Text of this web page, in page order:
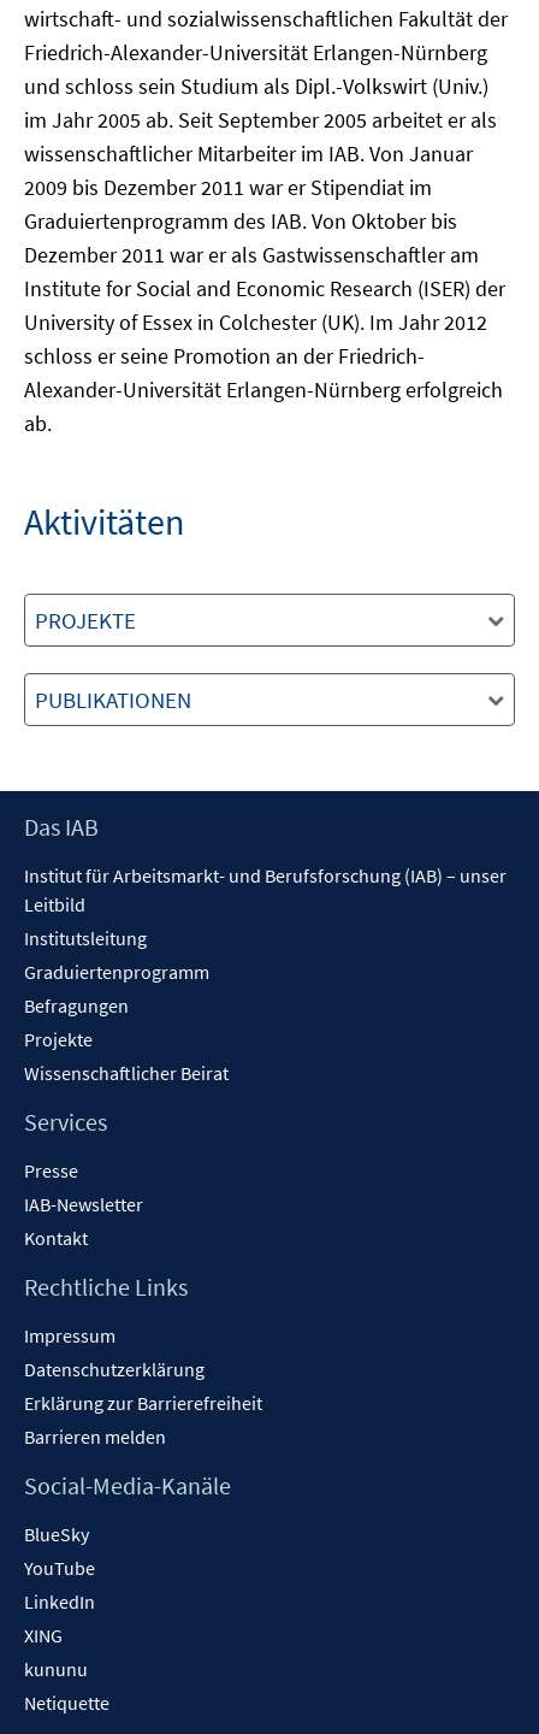
wirtschaft- und sozialwissenschaftlichen Fakultät der
Friedrich-Alexander-Universität Erlangen-Nürnberg
und schloss sein Studium als Dipl.-Volkswirt (Univ.)
im Jahr 2005 ab. Seit September 2005 arbeitet er als
wissenschaftlicher Mitarbeiter im IAB. Von Januar
2009 bis Dezember 2011 war er Stipendiat im
Graduiertenprogramm des IAB. Von Oktober bis
Dezember 2011 war er als Gastwissenschaftler am
Institute for Social and Economic Research (ISER) der
University of Essex in Colchester (UK). Im Jahr 2012
schloss er seine Promotion an der Friedrich-
Alexander-Universität Erlangen-Nürnberg erfolgreich
ab.
Aktivitäten
PROJEKTE
PUBLIKATIONEN
Footer
Das IAB
Institut für Arbeitsmarkt- und Berufsforschung (IAB) – unser
Leitbild
Institutsleitung
Graduiertenprogramm
Befragungen
Projekte
Wissenschaftlicher Beirat
Services
Presse
IAB-Newsletter
Kontakt
Rechtliche Links
Impressum
Datenschutzerklärung
Erklärung zur Barrierefreiheit
Barrieren melden
Social-Media-Kanäle
BlueSky
YouTube
LinkedIn
XING
kununu
Netiquette